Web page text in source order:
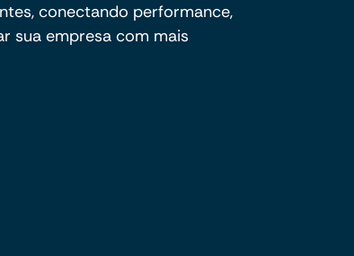
conectando performance,
sua empresa com mais